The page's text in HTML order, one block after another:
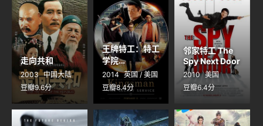
走向共和
2003 中国大陆
豆瓣9.6分
王牌特工：特工
学院
Kingsman:
The Secret
Service
2014 英国 / 美国
豆瓣8.4分
邻家特工 The
Spy Next Door
2010 美国
豆瓣6.4分